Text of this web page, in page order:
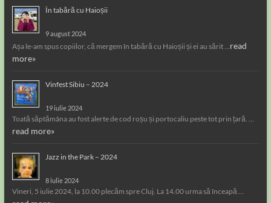
În tabără cu Haioșii
9 august 2024
Așa le-am spus copiilor, că mergem în tabără cu Haioșii și ei au sărit … read
more»
Vinfest Sibiu – 2024
19 iulie 2024
Toată săptămâna au fost alerte de cod roșu și portocaliu peste tot prin țară. …
read more»
Jazz in the Park – 2024
8 iulie 2024
Vineri, 5 iulie 2024, la 10.00 plecăm spre Cluj. La 14.00 urma să înceapă …